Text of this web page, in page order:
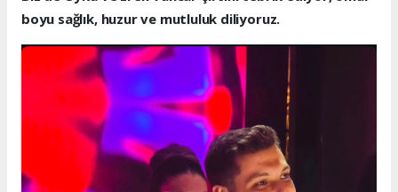
boyu sağlık, huzur ve mutluluk diliyoruz.